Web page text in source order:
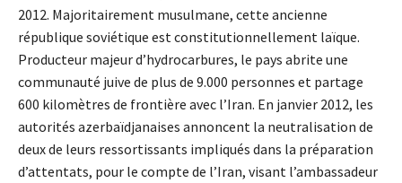
2012. Majoritairement musulmane, cette ancienne
république soviétique est constitutionnellement laïque.
Producteur majeur d’hydrocarbures, le pays abrite une
communauté juive de plus de 9.000 personnes et partage
600 kilomètres de frontière avec l’Iran. En janvier 2012, les
autorités azerbaïdjanaises annoncent la neutralisation de
deux de leurs ressortissants impliqués dans la préparation
d’attentats, pour le compte de l’Iran, visant l’ambassadeur